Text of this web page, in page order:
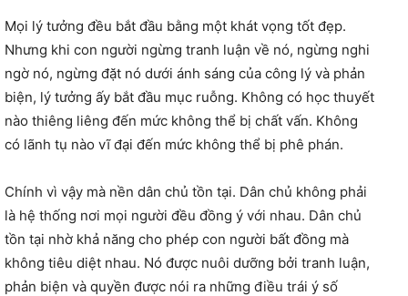
Mọi lý tưởng đều bắt đầu bằng một khát vọng tốt đẹp.
Nhưng khi con người ngừng tranh luận về nó, ngừng nghi
ngờ nó, ngừng đặt nó dưới ánh sáng của công lý và phản
biện, lý tưởng ấy bắt đầu mục ruỗng. Không có học thuyết
nào thiêng liêng đến mức không thể bị chất vấn. Không
có lãnh tụ nào vĩ đại đến mức không thể bị phê phán.
Chính vì vậy mà nền dân chủ tồn tại. Dân chủ không phải
là hệ thống nơi mọi người đều đồng ý với nhau. Dân chủ
tồn tại nhờ khả năng cho phép con người bất đồng mà
không tiêu diệt nhau. Nó được nuôi dưỡng bởi tranh luận,
phản biện và quyền được nói ra những điều trái ý số